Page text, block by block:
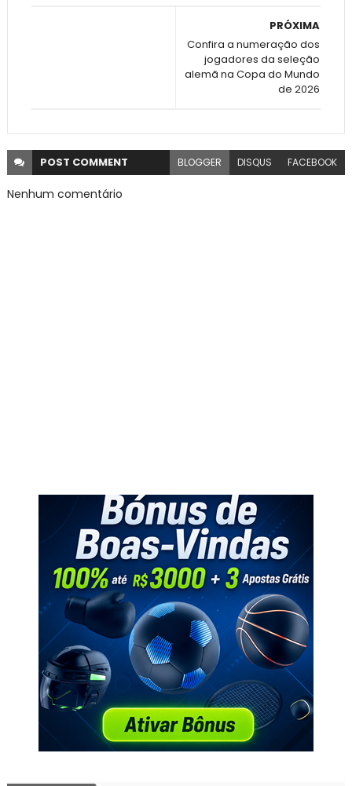
PRÓXIMA
Confira a numeração dos
jogadores da seleção
alemã na Copa do Mundo
de 2026
POST COMMENT BLOGGER DISQUS FACEBOOK
Nenhum comentário